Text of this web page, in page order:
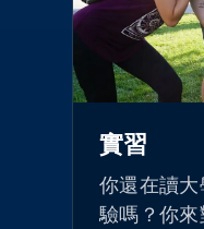
實習
你還在讀
驗嗎？你